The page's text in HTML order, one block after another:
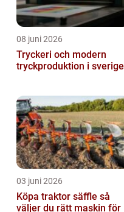
08 juni 2026
Tryckeri och modern
tryckproduktion i sverige
03 juni 2026
Köpa traktor säffle så
väljer du rätt maskin för